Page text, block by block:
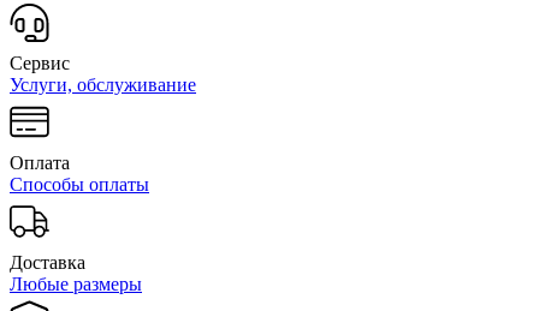
Сервис
Услуги, обслуживание
Оплата
Способы оплаты
Доставка
Любые размеры